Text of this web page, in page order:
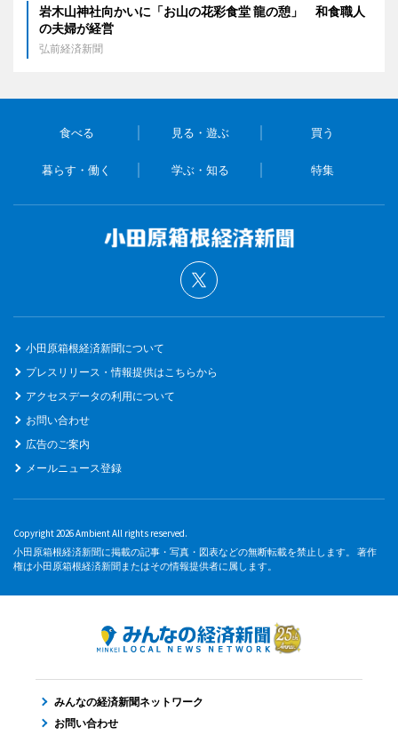
岩木山神社向かいに「お山の花彩食堂 龍の憩」 和食職人
の夫婦が経営
弘前経済新聞
食べる 見る・遊ぶ 買う
暮らす・働く 学ぶ・知る 特集
小田原箱根経済新聞について
プレスリリース・情報提供はこちらから
アクセスデータの利用について
お問い合わせ
広告のご案内
メールニュース登録
Copyright 2026 Ambient All rights reserved.
小田原箱根経済新聞に掲載の記事・写真・図表などの無断転載を禁止します。 著作
権は小田原箱根経済新聞またはその情報提供者に属します。
みんなの経済新聞ネットワーク
お問い合わせ